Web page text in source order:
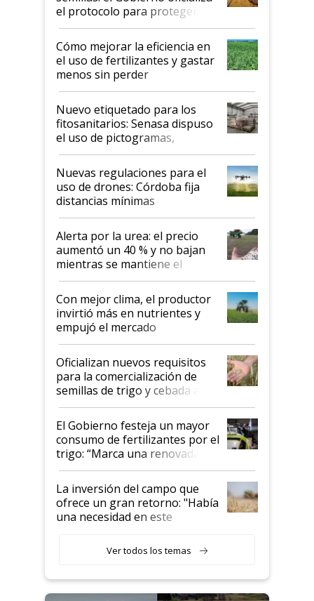
el protocolo para proteger la
propiedad intelectual
Cómo mejorar la eficiencia en
el uso de fertilizantes y gastar
menos sin perder
productividad en la campaña
fina
Nuevo etiquetado para los
fitosanitarios: Senasa dispuso
el uso de pictogramas,
palabras de advertencia e
indicaciones
Nuevas regulaciones para el
uso de drones: Córdoba fija
distancias mínimas
Alerta por la urea: el precio
aumentó un 40 % y no bajan
mientras se mantiene el
conflicto en Medio Oriente
Con mejor clima, el productor
invirtió más en nutrientes y
empujó el mercado
Oficializan nuevos requisitos
para la comercialización de
semillas de trigo y cebada a
granel
El Gobierno festeja un mayor
consumo de fertilizantes por el
trigo: “Marca una renovada
confianza de los productores”
La inversión del campo que
ofrece un gran retorno: "Había
una necesidad en este
Ver todos los temas